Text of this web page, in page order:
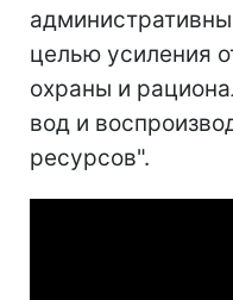
целью усиления
охраны и
вод и
ресурсов".